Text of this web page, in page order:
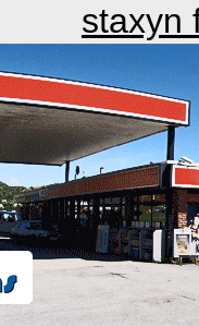
staxyn